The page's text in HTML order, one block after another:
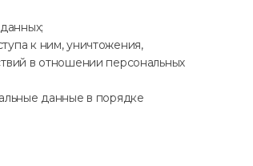
к ним, уничтожения,
в отношении персональных
данные в порядке